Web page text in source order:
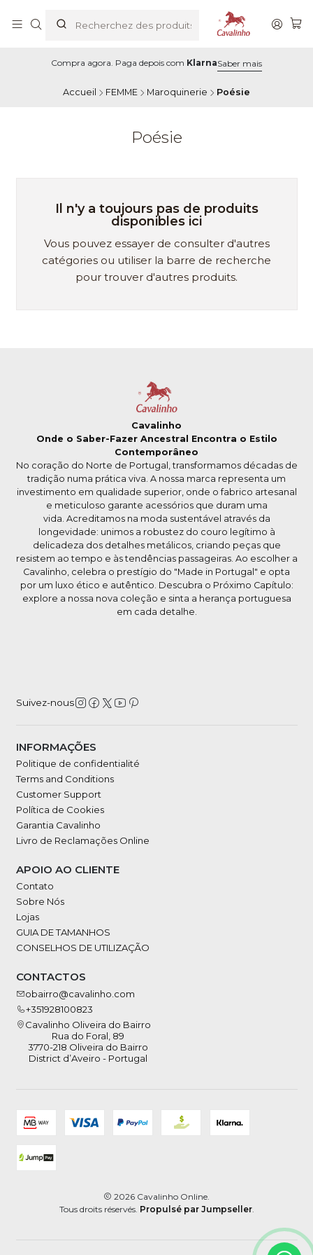
Compra agora. Paga depois com KlarnaSaber mais
Accueil FEMME Maroquinerie Poésie
Poésie
Il n'y a toujours pas de produits
disponibles ici
Vous pouvez essayer de consulter d'autres
catégories ou utiliser la barre de recherche
pour trouver d'autres produits.
Cavalinho
Onde o Saber-Fazer Ancestral Encontra o Estilo
Contemporâneo
No coração do Norte de Portugal, transformamos décadas de
tradição numa prática viva. A nossa marca representa um
investimento em qualidade superior, onde o fabrico artesanal
e meticuloso garante acessórios que duram uma
vida. Acreditamos na moda sustentável através da
longevidade: unimos a robustez do couro legítimo à
delicadeza dos detalhes metálicos, criando peças que
resistem ao tempo e às tendências passageiras. Ao escolher a
Cavalinho, celebra o prestígio do "Made in Portugal" e opta
por um luxo ético e autêntico. Descubra o Próximo Capítulo:
explore a nossa nova coleção e sinta a herança portuguesa
em cada detalhe.
Suivez-nous
INFORMAÇÕES
Politique de confidentialité
Terms and Conditions
Customer Support
Política de Cookies
Garantia Cavalinho
Livro de Reclamações Online
APOIO AO CLIENTE
Contato
Sobre Nós
Lojas
GUIA DE TAMANHOS
CONSELHOS DE UTILIZAÇÃO
CONTACTOS
obairro@cavalinho.com
+351928100823
Cavalinho Oliveira do Bairro
Rua do Foral, 89
3770-218 Oliveira do Bairro
District d’Aveiro - Portugal
2026 Cavalinho Online.
Tous droits réservés. Propulsé par Jumpseller.